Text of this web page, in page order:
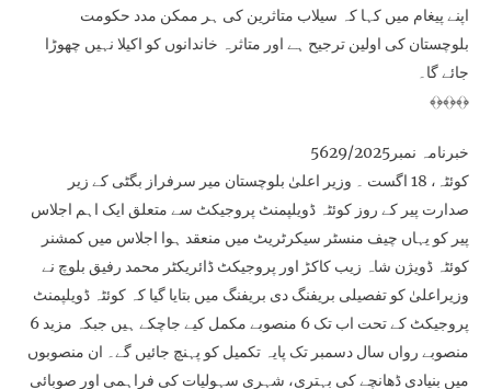
اپنے پیغام میں کہا کہ سیلاب متاثرین کی ہر ممکن مدد حکومت
بلوچستان کی اولین ترجیح ہے اور متاثرہ خاندانوں کو اکیلا نہیں چھوڑا
جائے گا۔
﴾﴿﴾﴿﴾﴿
خبرنامہ نمبر5629/2025
کوئٹہ، 18 اگست ۔ وزیر اعلیٰ بلوچستان میر سرفراز بگٹی کے زیر
صدارت پیر کے روز کوئٹہ ڈویلپمنٹ پروجیکٹ سے متعلق ایک اہم اجلاس
پیر کو یہاں چیف منسٹر سیکرٹریٹ میں منعقد ہوا اجلاس میں کمشنر
کوئٹہ ڈویژن شاہ زیب کاکڑ اور پروجیکٹ ڈائریکٹر محمد رفیق بلوچ نے
وزیراعلیٰ کو تفصیلی بریفنگ دی بریفنگ میں بتایا گیا کہ کوئٹہ ڈویلپمنٹ
پروجیکٹ کے تحت اب تک 6 منصوبے مکمل کیے جاچکے ہیں جبکہ مزید 6
منصوبے رواں سال دسمبر تک پایہ تکمیل کو پہنچ جائیں گے۔ ان منصوبوں
میں بنیادی ڈھانچے کی بہتری، شہری سہولیات کی فراہمی اور صوبائی